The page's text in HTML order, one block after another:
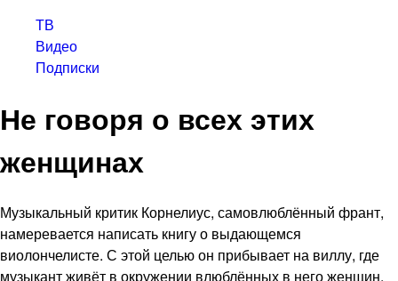
ТВ
Видео
Подписки
Не говоря о всех этих
женщинах
Музыкальный критик Корнелиус, самовлюблённый франт,
намеревается написать книгу о выдающемся
виолончелисте. С этой целью он прибывает на виллу, где
музыкант живёт в окружении влюблённых в него женщин.